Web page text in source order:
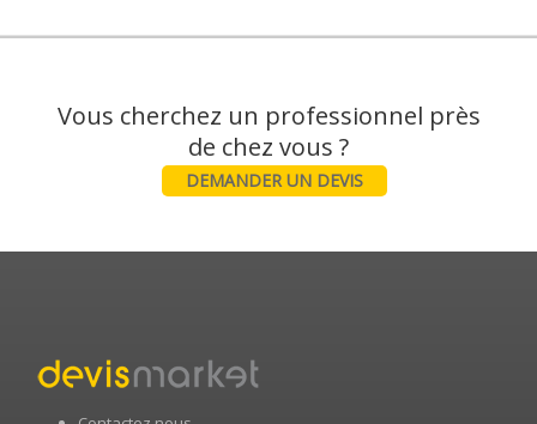
Vous cherchez un professionnel près
DEMANDER UN DEVIS